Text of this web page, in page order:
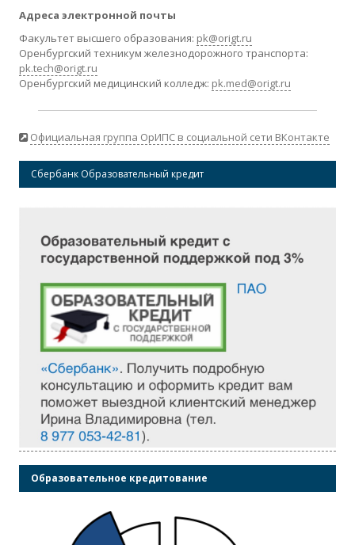
Адреса электронной почты
Факультет высшего образования: pk@origt.ru
Оренбургский техникум железнодорожного транспорта:
pk.tech@origt.ru
Оренбургский медицинский колледж: pk.med@origt.ru
Официальная группа ОрИПС в социальной сети ВКонтакте
Сбербанк Образовательный кредит
Образовательное кредитование